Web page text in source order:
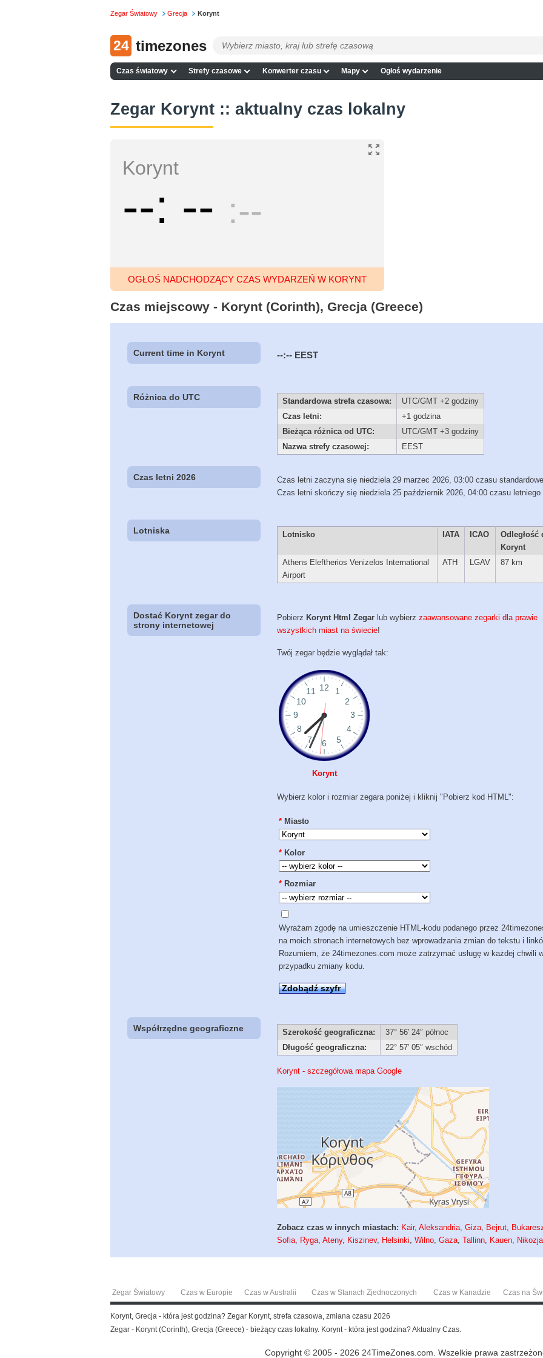
Zegar Światowy Grecja Korynt
24 timezones
Czas światowy Strefy czasowe Konwerter czasu Mapy Ogłoś wydarzenie
Zegar Korynt :: aktualny czas lokalny
Korynt
-- -- --
OGŁOŚ NADCHODZĄCY CZAS WYDARZEŃ W KORYNT
Czas miejscowy - Korynt (Corinth), Grecja (Greece)
Current time in Korynt --:-- EEST
Różnica do UTC Standardowa strefa czasowa:
UTC/GMT +2 godziny
Czas letni:
+1 godzina
Bieżąca różnica od UTC:
UTC/GMT +3 godziny
Nazwa strefy czasowej:
EEST
Czas letni 2026
Czas letni zaczyna się niedziela 29 marzec 2026, 03:00 czasu
Czas letni skończy się niedziela 25 październik 2026, 04:00 czasu letniego
Lotniska Lotnisko IATA ICAO
Odległość
Korynt
Athens Eleftherios Venizelos International
Airport
ATH LGAV 87 km
Dostać Korynt zegar do
strony internetowej
Pobierz Korynt Html Zegar lub wybierzzaawansowane zegarki dla prawie
wszystkich miast na świecie!
Twój zegar będzie wyglądał tak:
Korynt
Wybierz kolor i rozmiar zegara poniżej i kliknij "Pobierz kod HTML":
* Miasto
* Kolor
* Rozmiar
Wyrażam zgodę na umieszczenie HTML-kodu podanego przez
na moich stronach internetowych bez wprowadzania zmian do tekstu i
Rozumiem, że 24timezones.com może zatrzymać usługę w każdej chwili
przypadku zmiany kodu.
Zdobądź szyfr
Współrzędne geograficzne Szerokość geograficzna:
37° 56′ 24″ północ
Długość geograficzna:
22° 57′ 05″ wschód
Korynt - szczegółowa mapa Google
Zobacz czas w innych miastach: Kair,Aleksandria,Giza, Bejrut,
Sofia, Ryga,Ateny, Kiszinev, Helsinki,Wilno,Gaza,Tallinn, Kauen, Nikozja
Zegar Światowy Czas w Europie Czas w Australii Czas w Stanach Zjednoczonych Czas w Kanadzie Czas na
Korynt, Grecja - która jest godzina? Zegar Korynt, strefa czasowa, zmiana czasu 2026
Zegar - Korynt (Corinth), Grecja (Greece) - bieżący czas lokalny. Korynt - która jest godzina? Aktualny Czas.
Copyright © 2005 - 2026 24TimeZones.com. Wszelkie prawa